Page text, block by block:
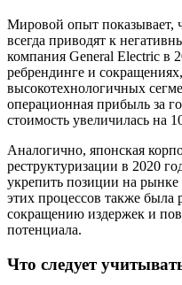
Мировой опыт показывает,
всегда приводят к
компания General Electric в
ребрендинге и
высокотехнологичных
операционная прибыль за
стоимость увеличилась на
Аналогично, японская
реструктуризации в 2020
укрепить позиции на
этих процессов также была
сокращению издержек и
потенциала.
Что следует